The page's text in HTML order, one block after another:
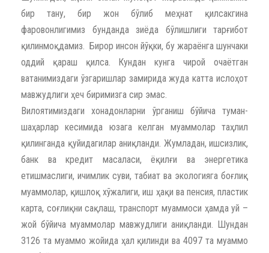
бир тану, бир жон бўлиб меҳнат қилсакгина
фаровонлигимиз бунданда зиёда бўлишлиги тарғибот
қилинмоқдамиз. Бирор инсон йўқки, бу жараёнга шунчаки
оддий қараш қилса. Кундан кунга чирой очаётган
ватанимиздаги ўзгаришлар замирида жуда катта ислоҳот
мавжудлиги ҳеч биримизга сир эмас.
Вилоятимиздаги хонадонларни ўрганиш бўйича туман-
шаҳарлар кесимида юзага келган муаммолар таҳлил
қилинганда қуйидагилар аниқланди. Жумладан, ишсизлик,
банк ва кредит масаласи, ёқилғи ва энергетика
етишмаслиги, ичимлик суви, табиат ва экологияга боғлиқ
муаммолар, қишлоқ хўжалиги, иш ҳақи ва пенсия, пластик
карта, соғлиқни сақлаш, транспорт муаммоси ҳамда уй –
жой бўйича муаммолар мавжудлиги аниқланди. Шундан
3126 та муаммо жойида ҳал қилинди ва 4097 та муаммо